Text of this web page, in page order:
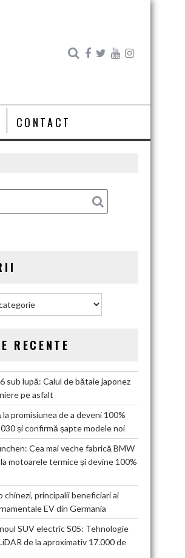
CONTACT
RECENTE
sub lupă: Calul de bătaie japonez
pe asfalt
promisiunea de a deveni 100%
și confirmă șapte modele noi
Cea mai veche fabrică BMW
motoarele termice și devine 100%
principalii beneficiari ai
EV din Germania
SUV electric S05: Tehnologie
de la aproximativ 17.000 de